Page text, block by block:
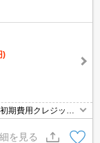
)
期費用クレジット
ご相談ください！
を見る